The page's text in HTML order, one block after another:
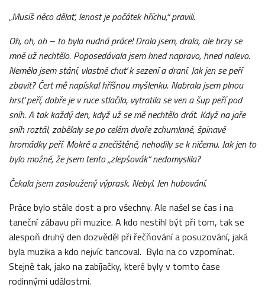
„Musíš něco dělať, lenost je počátek hříchu,“ pravili.
Oh, oh, oh – to byla nudná práce! Drala jsem, drala, ale brzy se
mně už nechtělo. Poposedávala jsem hned napravo, hned nalevo.
Neměla jsem stání, vlastně chuť k sezení a draní. Jak jen se peří
zbavit? Čert mě napískal hříšnou myšlenku. Nabrala jsem plnou
hrsť peří, dobře je v ruce stlačila, vytratila se ven a šup peří pod
sníh. A tak každý den, když už se mě nechtělo drát. Když na jaře
sníh roztál, zabělaly se po celém dvoře zchumlané, špinavé
hromádky peří. Mokré a znečištěné, nehodily se k ničemu. Jak jen to
bylo možné, že jsem tento „zlepšovák“ nedomyslila?
Čekala jsem zasloužený výprask. Nebyl. Jen hubování.
Práce bylo stále dost a pro všechny. Ale našel se čas i na
taneční zábavu při muzice. A kdo nestihl být při tom, tak se
alespoň druhý den dozvěděl při řečňování a posuzování, jaká
byla muzika a kdo nejvíc tancoval. Bylo na co vzpomínat.
Stejně tak, jako na zabíjačky, které byly v tomto čase
rodinnými událostmi.